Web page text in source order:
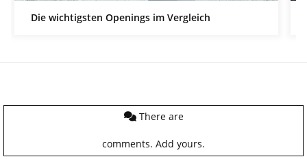
Die wichtigsten Openings im Vergleich
There are
comments. Add yours.